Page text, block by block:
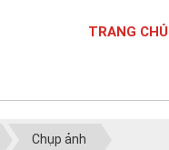
TRANG CHỦ
Chụp ảnh